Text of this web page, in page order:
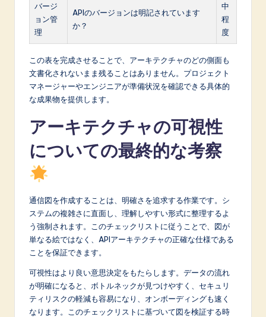
バージ
ョン管
理
APIのバージョンは明記されています
か？
中
程
度
この表を完成させることで、アーキテクチャのどの側面も
文書化されないまま残ることはありません。プロジェクト
マネージャーやエンジニアが準備状況を確認できる具体的
な成果物を提供します。
アーキテクチャの可視性
についての最終的な考察
通信図を作成することは、明確さを追求する作業です。シ
ステムの複雑さに直面し、理解しやすい形式に整理するよ
う強制されます。このチェックリストに従うことで、図が
単なる絵ではなく、APIアーキテクチャの正確な仕様である
ことを保証できます。
可視性はより良い意思決定をもたらします。データの流れ
が明確になると、ボトルネックが見つけやすく、セキュリ
ティリスクの軽減も容易になり、オンボーディングも速く
なります。このチェックリストに基づいて図を検証する時